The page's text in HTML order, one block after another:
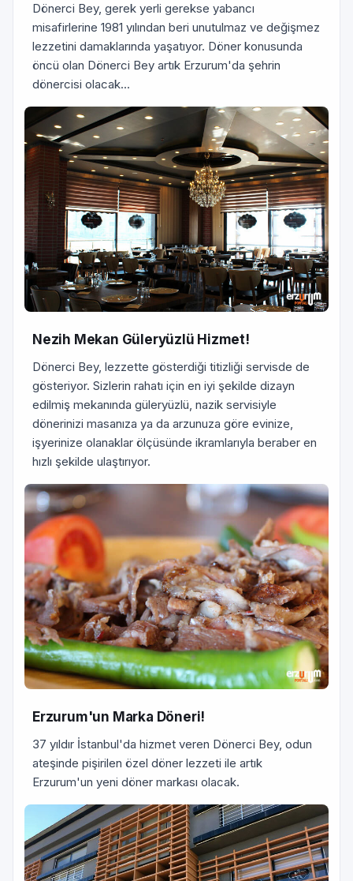
Dönerci Bey, gerek yerli gerekse yabancı
misafirlerine 1981 yılından beri unutulmaz ve değişmez
lezzetini damaklarında yaşatıyor. Döner konusunda
öncü olan Dönerci Bey artık Erzurum'da şehrin
dönercisi olacak...
Nezih Mekan Güleryüzlü Hizmet!
Dönerci Bey, lezzette gösterdiği titizliği servisde de
gösteriyor. Sizlerin rahatı için en iyi şekilde dizayn
edilmiş mekanında güleryüzlü, nazik servisiyle
dönerinizi masanıza ya da arzunuza göre evinize,
işyerinize olanaklar ölçüsünde ikramlarıyla beraber en
hızlı şekilde ulaştırıyor.
Erzurum'un Marka Döneri!
37 yıldır İstanbul'da hizmet veren Dönerci Bey, odun
ateşinde pişirilen özel döner lezzeti ile artık
Erzurum'un yeni döner markası olacak.